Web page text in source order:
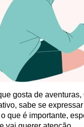
gosta de
sabe se
que é importante,